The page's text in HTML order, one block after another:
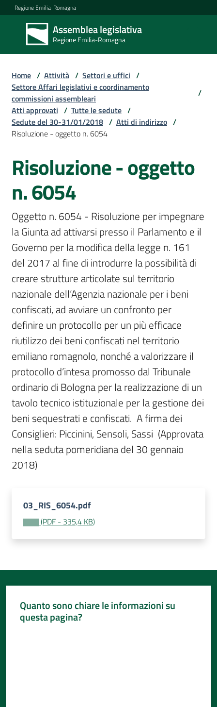
Vai al contenuto
Vai alla navigazione
Vai al footer
Regione Emilia-Romagna
Assemblea legislativa
Regione Emilia-Romagna
Assemblea
legislativa
Regione Emilia-
Assemblea
Per
i
media
Per
i
cittadini
Home / Attività / Settori e uffici /
Settore Affari legislativi e coordinamento
commissioni assembleari
/
Atti approvati / Tutte le sedute /
Sedute del 30-31/01/2018 / Atti di indirizzo /
Risoluzione - oggetto n. 6054
Risoluzione - oggetto
n. 6054
Oggetto n. 6054 - Risoluzione per impegnare
la Giunta ad attivarsi presso il Parlamento e il
Governo per la modifica della legge n. 161
del 2017 al fine di introdurre la possibilità di
creare strutture articolate sul territorio
nazionale dell’Agenzia nazionale per i beni
confiscati, ad avviare un confronto per
definire un protocollo per un più efficace
riutilizzo dei beni confiscati nel territorio
emiliano romagnolo, nonché a valorizzare il
protocollo d’intesa promosso dal Tribunale
ordinario di Bologna per la realizzazione di un
tavolo tecnico istituzionale per la gestione dei
beni sequestrati e confiscati.  A firma dei
Consiglieri: Piccinini, Sensoli, Sassi  (Approvata
nella seduta pomeridiana del 30 gennaio
2018)
03_RIS_6054.pdf
(PDF - 335,4 KB)
Quanto sono chiare le informazioni su
questa pagina?